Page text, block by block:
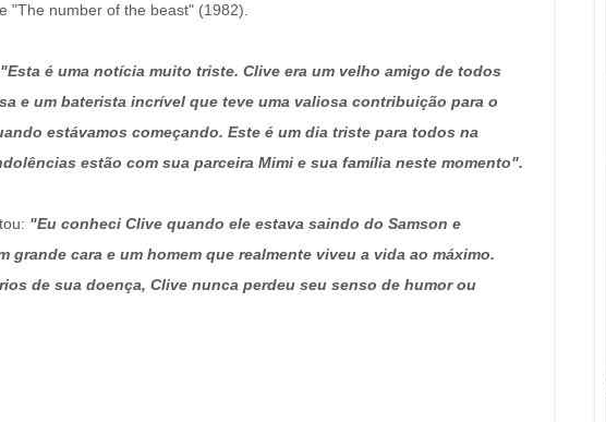
"The number of the beast" (1982).
"Esta é uma notícia muito triste. Clive era um velho amigo de todos
e um baterista incrível que teve uma valiosa contribuição para o
estávamos começando. Este é um dia triste para todos na
estão com sua parceira Mimi e sua família neste momento".
"Eu conheci Clive quando ele estava saindo do Samson e
grande cara e um homem que realmente viveu a vida ao máximo.
de sua doença, Clive nunca perdeu seu senso de humor ou